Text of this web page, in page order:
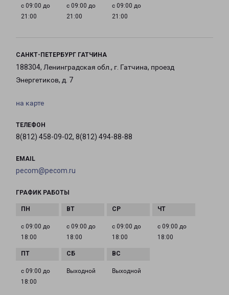
с 09:00 до
21:00
с 09:00 до
21:00
с 09:00 до
21:00
САНКТ-ПЕТЕРБУРГ ГАТЧИНА
188304, Ленинградская обл., г. Гатчина, проезд
Энергетиков, д. 7
на карте
ТЕЛЕФОН
8(812) 458-09-02, 8(812) 494-88-88
EMAIL
pecom@pecom.ru
ГРАФИК РАБОТЫ
с 09:00 до
18:00
с 09:00 до
18:00
с 09:00 до
18:00
с 09:00 до
18:00
с 09:00 до
18:00
Выходной Выходной